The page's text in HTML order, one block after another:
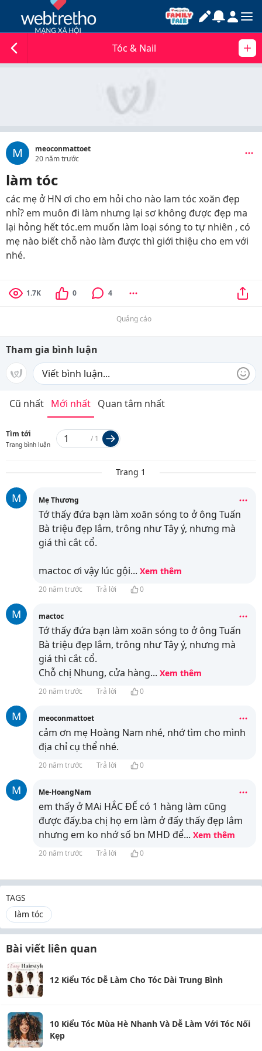
Tóc & Nail
M
meoconmattoet
20 năm trước
làm tóc
các mẹ ở HN ơi cho em hỏi cho nào lam tóc xoăn đẹp
nhỉ? em muôn đi làm nhưng lại sơ không được đẹp ma
lại hỏng hết tóc.em muốn làm loại sóng to tự nhiên , có
mẹ nào biết chỗ nào làm được thì giới thiệu cho em với
nhé.
1.7K 0 4
Quảng cáo
Tham gia bình luận
Cũ nhất Mới nhất Quan tâm nhất
Tìm tới
Trang bình luận
/ 1
Trang 1
M Mẹ Thương
Tớ thấy đứa bạn làm xoăn sóng to ở ông Tuấn
Bà triệu đẹp lắm, trông như Tây ý, nhưng mà
giá thì cắt cổ.
mactoc ơi vậy lúc gội... Xem thêm
20 năm trước Trả lời 0
M mactoc
Tớ thấy đứa bạn làm xoăn sóng to ở ông Tuấn
Bà triệu đẹp lắm, trông như Tây ý, nhưng mà
giá thì cắt cổ.
Chỗ chị Nhung, cửa hàng... Xem thêm
20 năm trước Trả lời 0
M meoconmattoet
cảm ơn mẹ Hoàng Nam nhé, nhớ tìm cho mình
địa chỉ cụ thể nhé.
20 năm trước Trả lời 0
M Me-HoangNam
em thấy ở MAi HẮC ĐẾ có 1 hàng làm cũng
được đấy.ba chị họ em làm ở đấy thấy đẹp lắm
nhưng em ko nhớ số bn MHD để... Xem thêm
20 năm trước Trả lời 0
TAGS
làm tóc
Bài viết liên quan
12 Kiểu Tóc Dễ Làm Cho Tóc Dài Trung Bình
10 Kiểu Tóc Mùa Hè Nhanh Và Dễ Làm Với Tóc Nối
Kẹp